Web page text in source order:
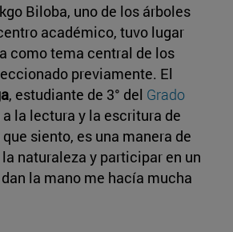
Biloba, uno de los árboles
académico, tuvo lugar
como tema central de los
previamente. El
, estudiante de 3° del Grado
la lectura y la escritura de
siento, es una manera de
naturaleza y participar en un
la mano me hacía mucha